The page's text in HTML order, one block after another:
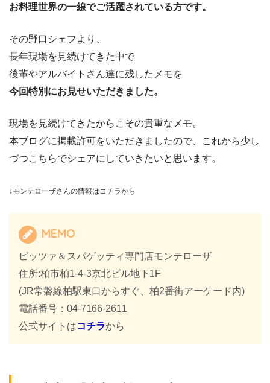
お料理世界の一線でご活躍されている方です。
その野口シェフより、
長年現場を見続けてきた中で
後輩やアルバイトさん達に残したメモを
今回特別にお見せいただきました。
現場を見続けてきたからこその貴重なメモ。
本ブログに掲載許可をいただきましたので、これから少し
づつこちらでシェアにしていきたいと思います。
↓モンテローザさんの情報はコチラから
MEMO
ピッツァ＆スパゲッティ専門店モンテローザ
住所:柏市柏1-4-3京北ビル地下1F
(JR常磐線柏駅東口からすぐ、柏2番街アーケード内)
電話番号：04-7166-2611
公式サイトはコチラから